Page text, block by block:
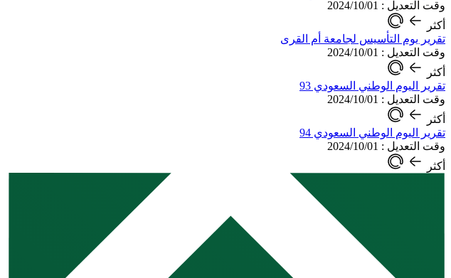
وقت التعديل : 2024/10/01
أكثر
تقرير يوم التأسيس لجامعة أم القرى
وقت التعديل : 2024/10/01
أكثر
تقرير اليوم الوطني السعودي 93
وقت التعديل : 2024/10/01
أكثر
تقرير اليوم الوطني السعودي 94
وقت التعديل : 2024/10/01
أكثر